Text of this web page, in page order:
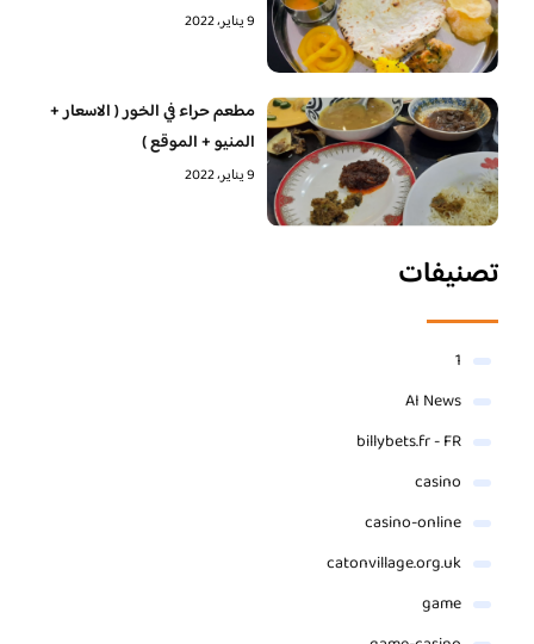
9 يناير، 2022
مطعم حراء في الخور ( الاسعار +
المنيو + الموقع )
9 يناير، 2022
تصنيفات
1
AI News
billybets.fr - FR
casino
casino-online
catonvillage.org.uk
game